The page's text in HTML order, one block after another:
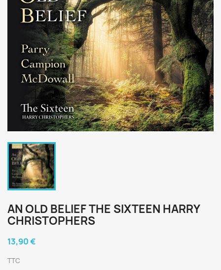
AN OLD BELIEF THE SIXTEEN HARRY
CHRISTOPHERS
13,90 €
TTC